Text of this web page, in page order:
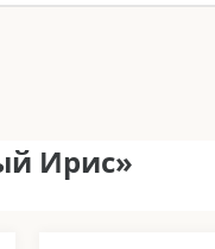
Ирис»